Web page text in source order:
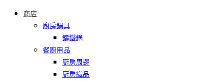
商店
廚房鍋具
鑄鐵鍋
餐廚用品
廚房周邊
廚房織品